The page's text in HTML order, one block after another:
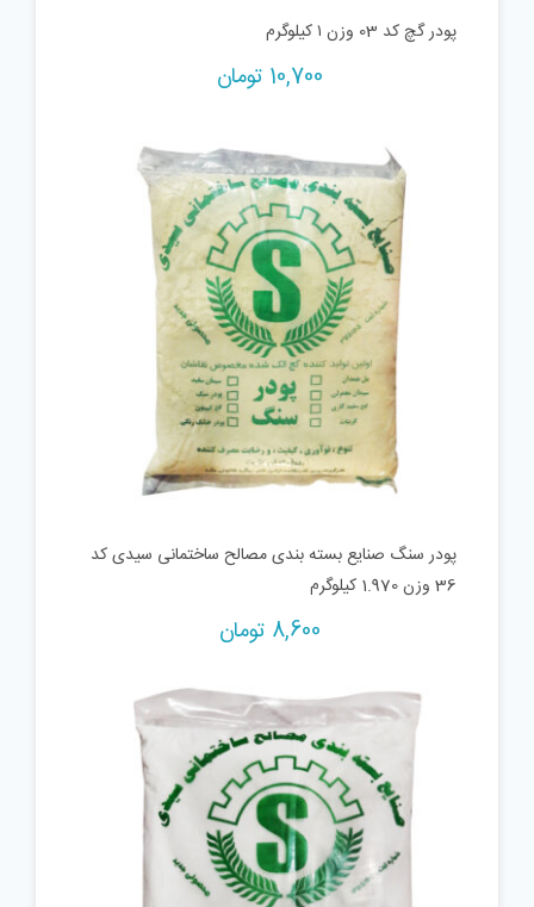
پودر گچ کد 03 وزن ۱ کیلوگرم
10,700 تومان
پودر سنگ صنایع بسته بندی مصالح ساختمانی سیدی کد
36 وزن 1.970 کیلوگرم
8,600 تومان